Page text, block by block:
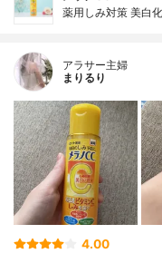
薬用しみ対策 美白
アラサー主婦
まりるり
4.00